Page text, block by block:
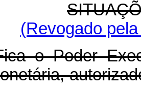
(Revogado
o Poder